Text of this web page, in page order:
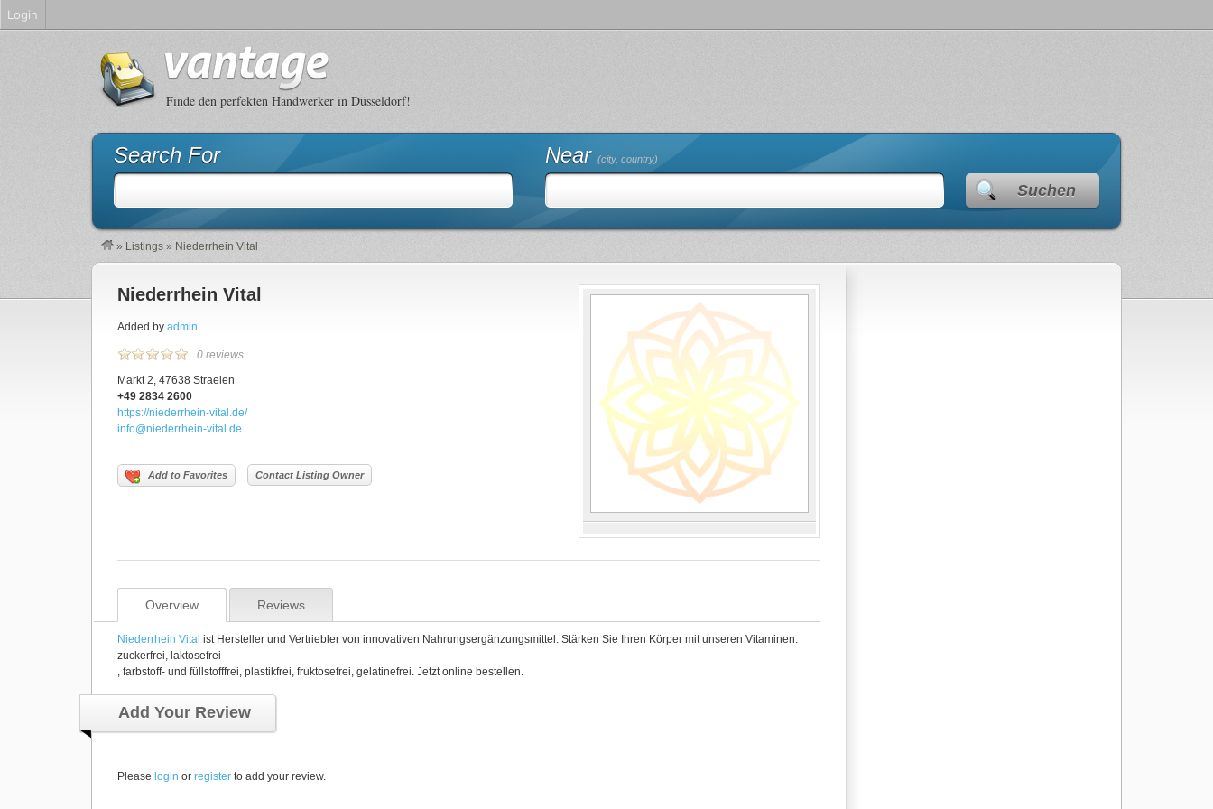
Finde den perfekten Handwerker in Düsseldorf!
Search For Near (city, country)
Suchen
» Listings » Niederrhein Vital
Niederrhein Vital
Added by admin
0 reviews
Markt 2, 47638 Straelen
+49 2834 2600
https://niederrhein-vital.de/
info@niederrhein-vital.de
Add to Favorites Contact Listing Owner
Overview Reviews
Niederrhein Vital ist Hersteller und Vertriebler von innovativen Nahrungsergänzungsmittel. Stärken Sie Ihren Körper mit unseren Vitaminen:
zuckerfrei, laktosefrei
, farbstoff- und füllstofffrei, plastikfrei, fruktosefrei, gelatinefrei. Jetzt online bestellen.
Add Your Review
Please login or register to add your review.
Login